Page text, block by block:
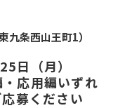
九条西山王町1）
25日（月）
応用編いずれ
募ください